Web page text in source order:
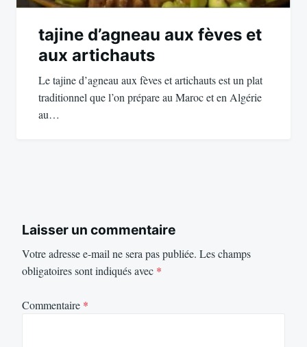
tajine d’agneau aux fèves et
aux artichauts
Le tajine d’agneau aux fèves et artichauts est un plat
traditionnel que l’on prépare au Maroc et en Algérie
au…
Laisser un commentaire
Votre adresse e-mail ne sera pas publiée. Les champs
obligatoires sont indiqués avec *
Commentaire *